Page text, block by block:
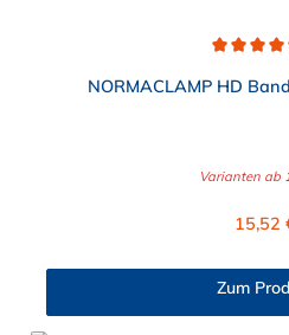
NORMACLAMP HD
Varianten ab
15,52
Zum